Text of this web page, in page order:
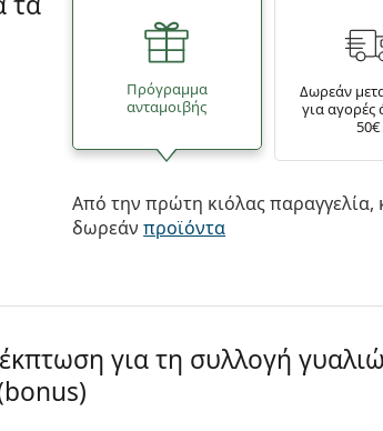
Πρόγραμμα
ανταμοιβής
Δωρεάν
για αγορές
50€
Από την πρώτη κιόλας παραγγελία,
δωρεάνπροϊόντα
για τη συλλογή